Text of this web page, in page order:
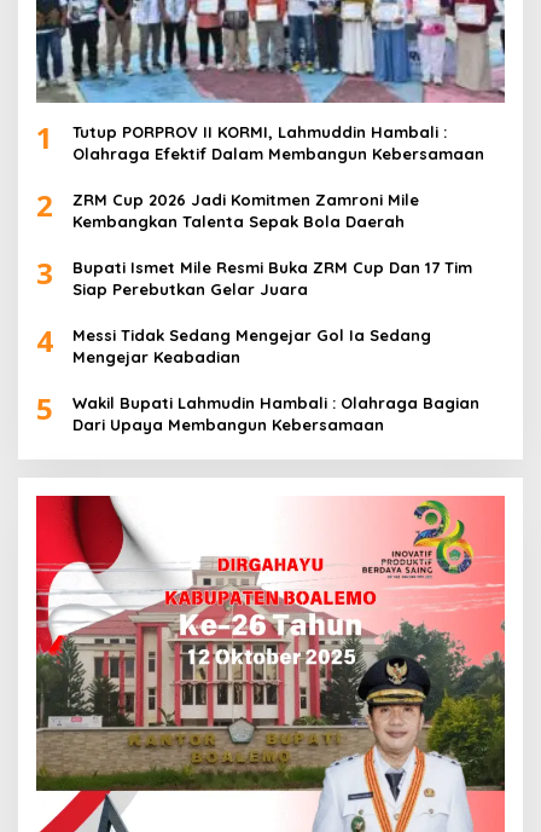
1
Tutup PORPROV II KORMI, Lahmuddin Hambali :
Olahraga Efektif Dalam Membangun Kebersamaan
2
ZRM Cup 2026 Jadi Komitmen Zamroni Mile
Kembangkan Talenta Sepak Bola Daerah
3
Bupati Ismet Mile Resmi Buka ZRM Cup Dan 17 Tim
Siap Perebutkan Gelar Juara
4
Messi Tidak Sedang Mengejar Gol Ia Sedang
Mengejar Keabadian
5
Wakil Bupati Lahmudin Hambali : Olahraga Bagian
Dari Upaya Membangun Kebersamaan